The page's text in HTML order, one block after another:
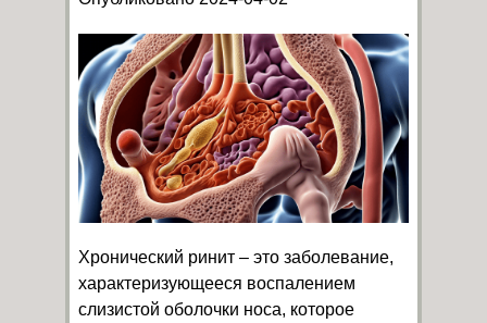
Хронический ринит – это заболевание,
характеризующееся воспалением
слизистой оболочки носа, которое